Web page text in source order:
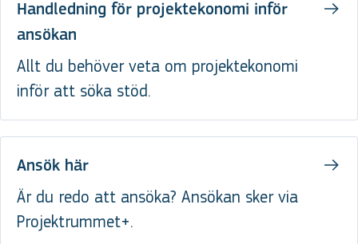
Handledning för projektekonomi inför
ansökan
Allt du behöver veta om projektekonomi
inför att söka stöd.
Ansök här
Är du redo att ansöka? Ansökan sker via
Projektrummet+.